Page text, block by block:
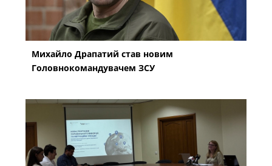
Михайло Драпатий став новим
Головнокомандувачем ЗСУ